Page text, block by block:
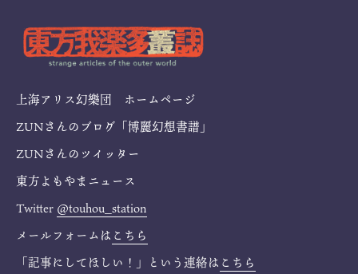
上海アリス幻樂団 ホームページ
ZUNさんのブログ「博麗幻想書譜」
ZUNさんのツイッター
東方よもやまニュース
Twitter @touhou_station
メールフォームは こちら
「記事にしてほしい！」という連絡は こちら